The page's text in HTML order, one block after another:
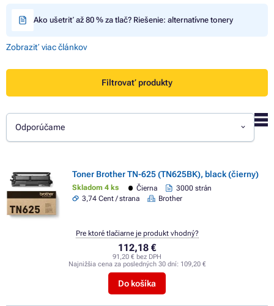
Ako ušetriť až 80 % za tlač? Riešenie: alternatívne tonery
Zobraziť viac článkov
Filtrovať produkty
Odporúčame
Toner Brother TN-625 (TN625BK), black (čierny)
Skladom 4 ks Čierna
3000 strán
3,74 Cent / strana
Brother
112,18 €
91,20 € bez DPH
Najnižšia cena za posledných 30 dní: 109,20 €
Do košíka
Pre ktoré tlačiarne je produkt vhodný?